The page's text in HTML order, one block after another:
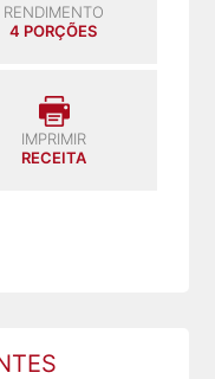
RENDIMENTO
4 PORÇÕES
IMPRIMIR
RECEITA